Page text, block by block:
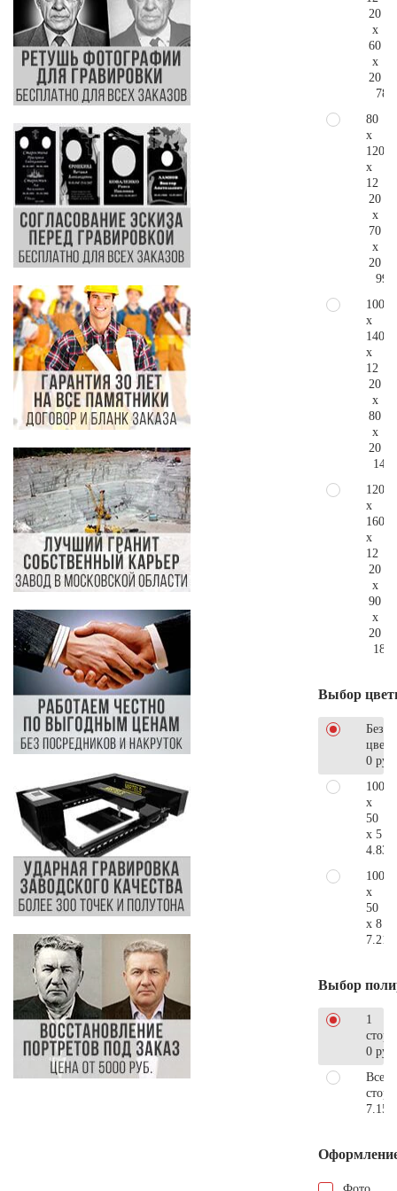
20
x
60
x
20
80
x
120
x
12
20
x
70
x
20
100
x
140
x
12
20
x
80
x
20
120
x
160
x
12
20
x
90
x
20
Выбор
Без
0 руб.
100
x
50
x 5
100
x
50
x 8
Выбор
1
0 руб.
Все